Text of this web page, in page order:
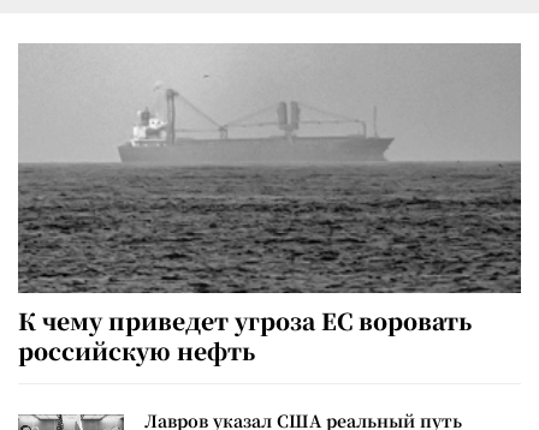
К чему приведет угроза ЕС воровать
российскую нефть
Лавров указал США реальный путь